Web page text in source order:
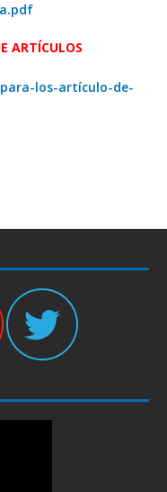
ARTÍCULOS
los-artículo-de-